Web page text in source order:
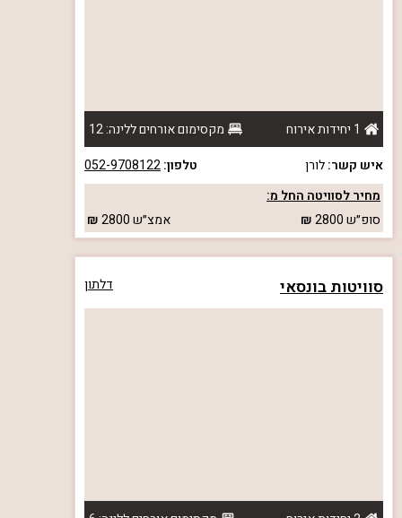
1 יחידות אירוח
מקסימום אורחים ללינה: 12
איש קשר:לורן טלפון:052-9708122
מחיר לסוויטה החל מ:
סופ״ש2800 אמצ״ש2800
סוויטות בונסאי דלתון